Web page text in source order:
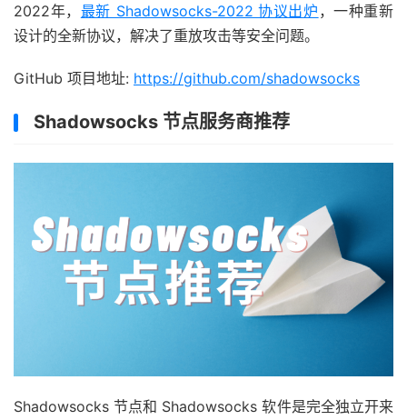
2022年， 最新 Shadowsocks-2022 协议出炉 ，一种重新
设计的全新协议，解决了重放攻击等安全问题。
GitHub 项目地址: https://github.com/shadowsocks
Shadowsocks 节点服务商推荐
Shadowsocks 节点和 Shadowsocks 软件是完全独立开来